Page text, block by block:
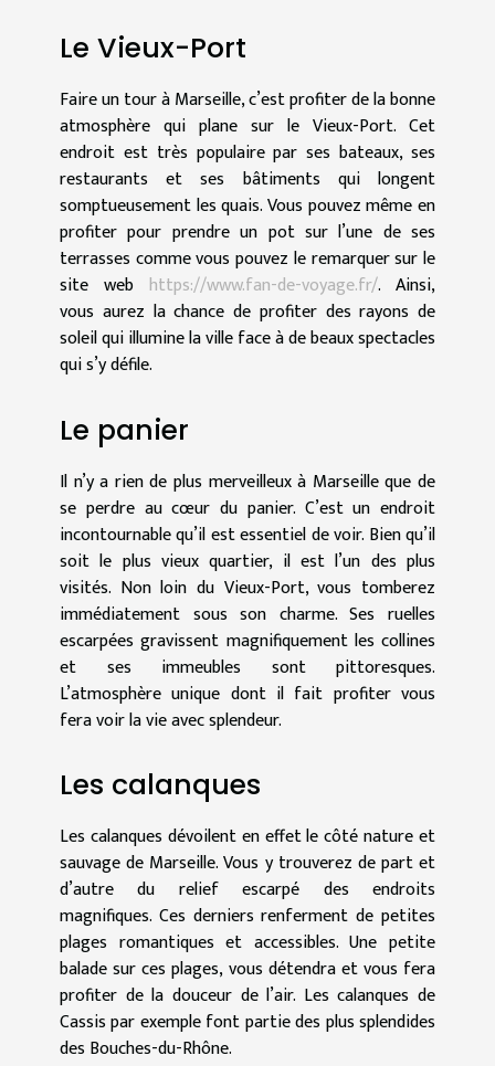
Le Vieux-Port
Faire un tour à Marseille, c’est profiter de la bonne
atmosphère qui plane sur le Vieux-Port. Cet
endroit est très populaire par ses bateaux, ses
restaurants et ses bâtiments qui longent
somptueusement les quais. Vous pouvez même en
profiter pour prendre un pot sur l’une de ses
terrasses comme vous pouvez le remarquer sur le
site web https://www.fan-de-voyage.fr/. Ainsi,
vous aurez la chance de profiter des rayons de
soleil qui illumine la ville face à de beaux spectacles
qui s’y défile.
Le panier
Il n’y a rien de plus merveilleux à Marseille que de
se perdre au cœur du panier. C’est un endroit
incontournable qu’il est essentiel de voir. Bien qu’il
soit le plus vieux quartier, il est l’un des plus
visités. Non loin du Vieux-Port, vous tomberez
immédiatement sous son charme. Ses ruelles
escarpées gravissent magnifiquement les collines
et ses immeubles sont pittoresques.
L’atmosphère unique dont il fait profiter vous
fera voir la vie avec splendeur.
Les calanques
Les calanques dévoilent en effet le côté nature et
sauvage de Marseille. Vous y trouverez de part et
d’autre du relief escarpé des endroits
magnifiques. Ces derniers renferment de petites
plages romantiques et accessibles. Une petite
balade sur ces plages, vous détendra et vous fera
profiter de la douceur de l’air. Les calanques de
Cassis par exemple font partie des plus splendides
des Bouches-du-Rhône.